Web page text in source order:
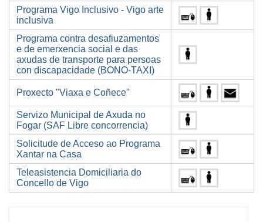
Programa Vigo Inclusivo - Vigo arte
inclusiva
Programa contra desafiuzamentos
e de emerxencia social e das
axudas de transporte para persoas
con discapacidade (BONO-TAXI)
Proxecto "Viaxa e Coñece"
Servizo Municipal de Axuda no
Fogar (SAF Libre concorrencia)
Solicitude de Acceso ao Programa
Xantar na Casa
Teleasistencia Domiciliaria do
Concello de Vigo